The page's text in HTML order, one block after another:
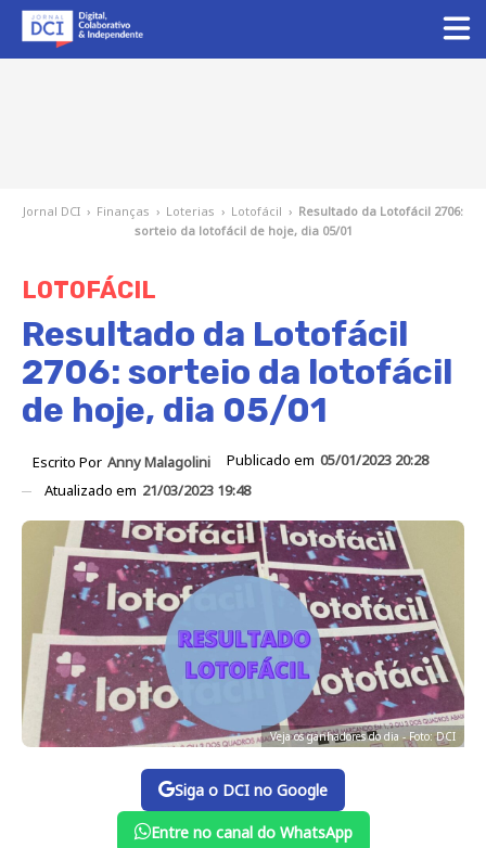
Jornal DCI › Finanças › Loterias › Lotofácil › Resultado da Lotofácil 2706:
sorteio da lotofácil de hoje, dia 05/01
LOTOFÁCIL
Resultado da Lotofácil
2706: sorteio da lotofácil
de hoje, dia 05/01
Escrito Por Anny Malagolini Publicado em 05/01/2023 20:28
Atualizado em 21/03/2023 19:48
Veja os ganhadores do dia - Foto: DCI
Siga o DCI no Google
Entre no canal do WhatsApp